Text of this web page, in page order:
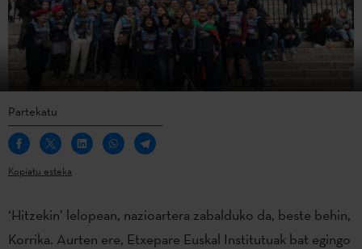
Partekatu
Kopiatu esteka
‘Hitzekin’ lelopean, nazioartera zabalduko da, beste behin,
Korrika. Aurten ere, Etxepare Euskal Institutuak bat egingo